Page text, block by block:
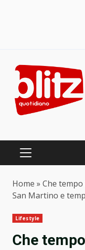
content
PRIMARY
Home » Che
San Martino e
Lifestyle
Che